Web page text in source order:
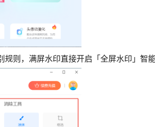
则，满屏水印直接开启「全屏水印」智